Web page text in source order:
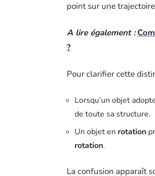
point sur une
A lire également :
?
Pour clarifier cette
Lorsqu’un objet
de toute sa structure.
Un objet en rotation
rotation.
La confusion apparaît